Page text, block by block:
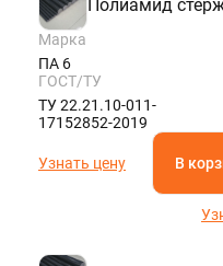
Полиамид
Марка
ПА 6
ГОСТ/ТУ
ТУ 22.21.10-011-
17152852-2019
Узнать цену В